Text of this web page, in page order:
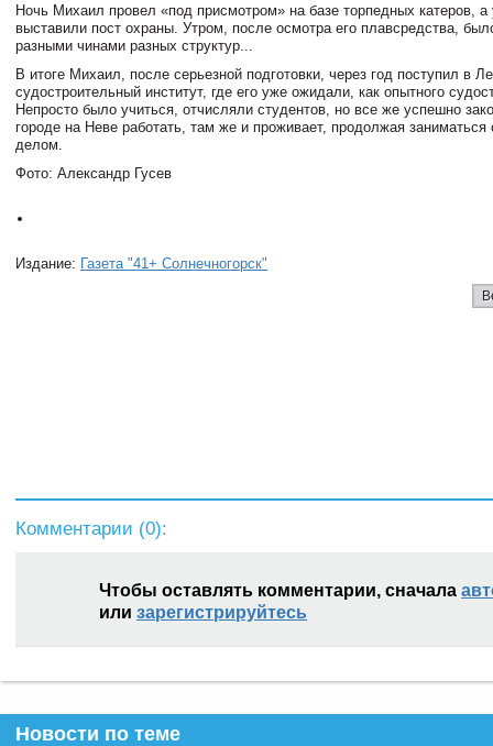
Ночь Михаил провел «под присмотром» на базе торпедных катеров, а
выставили пост охраны. Утром, после осмотра его плавсредства,
разными чинами разных структур...
В итоге Михаил, после серьезной подготовки, через год поступил в
судостроительный институт, где его уже ожидали, как опытного
Непросто было учиться, отчисляли студентов, но все же успешно
городе на Неве работать, там же и проживает, продолжая
делом.
Фото: Александр Гусев
Издание: Газета "41+ Солнечногорск"
Комментарии (0):
Чтобы оставлять комментарии, сначала
или зарегистрируйтесь
Новости по теме